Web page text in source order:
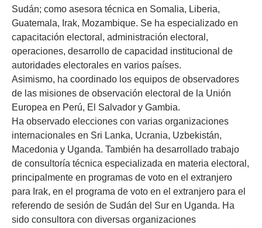
Sudán; como asesora técnica en Somalia, Liberia,
Guatemala, Irak, Mozambique. Se ha especializado en
capacitación electoral, administración electoral,
operaciones, desarrollo de capacidad institucional de
autoridades electorales en varios países.
Asimismo, ha coordinado los equipos de observadores
de las misiones de observación electoral de la Unión
Europea en Perú, El Salvador y Gambia.
Ha observado elecciones con varias organizaciones
internacionales en Sri Lanka, Ucrania, Uzbekistán,
Macedonia y Uganda. También ha desarrollado trabajo
de consultoría técnica especializada en materia electoral,
principalmente en programas de voto en el extranjero
para Irak, en el programa de voto en el extranjero para el
referendo de sesión de Sudán del Sur en Uganda. Ha
sido consultora con diversas organizaciones